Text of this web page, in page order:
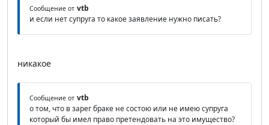
Сообщение от vtb
и если нет супруга то какое заявление нужно писать?
никакое
Сообщение от vtb
о том, что в зарег браке не состою или не имею супруга
который бы имел право претендовать на это имущество?